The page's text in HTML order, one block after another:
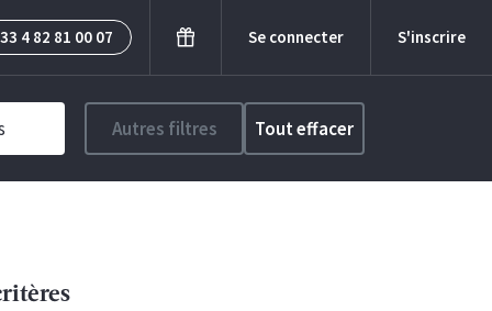
4 82 81 00 07 Se connecter S'inscrire
Autres filtres Tout effacer